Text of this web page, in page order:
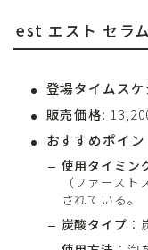
est エスト セラ
登場タイムス
販売価格:
おすすめポイン
使用タイミン
（ファース
されている。
炭酸タイプ